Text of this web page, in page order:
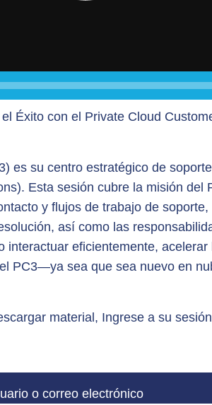
Éxito con el Private Cloud
es su centro estratégico de
Esta sesión cubre la misión del
y flujos de trabajo de
así como las
interactuar eficientemente,
PC3—ya sea que sea nuevo en
material, Ingrese a su sesión
o correo electrónico